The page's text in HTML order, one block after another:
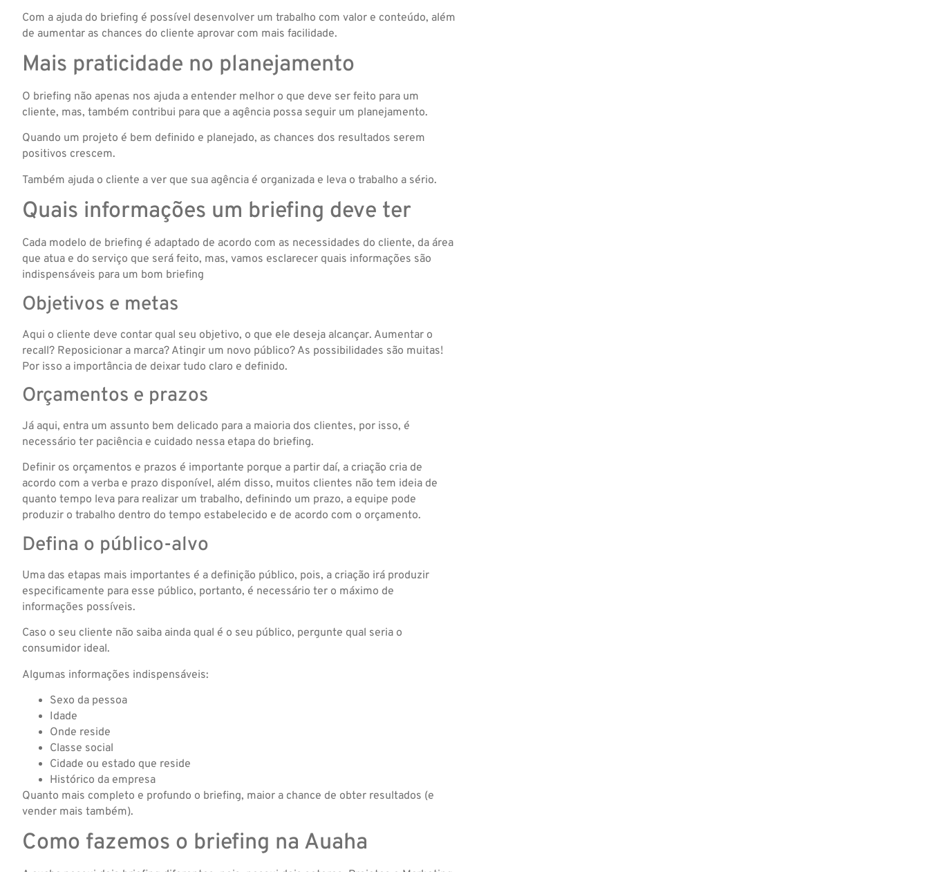
Com a ajuda do briefing é possível desenvolver um trabalho com valor e conteúdo, além
de aumentar as chances do cliente aprovar com mais facilidade.
Mais praticidade no planejamento
O briefing não apenas nos ajuda a entender melhor o que deve ser feito para um
cliente, mas, também contribui para que a agência possa seguir um planejamento.
Quando um projeto é bem definido e planejado, as chances dos resultados serem
positivos crescem.
Também ajuda o cliente a ver que sua agência é organizada e leva o trabalho a sério.
Quais informações um briefing deve ter
Cada modelo de briefing é adaptado de acordo com as necessidades do cliente, da área
que atua e do serviço que será feito, mas, vamos esclarecer quais informações são
indispensáveis para um bom briefing
Objetivos e metas
Aqui o cliente deve contar qual seu objetivo, o que ele deseja alcançar. Aumentar o
recall? Reposicionar a marca? Atingir um novo público? As possibilidades são muitas!
Por isso a importância de deixar tudo claro e definido.
Orçamentos e prazos
Já aqui, entra um assunto bem delicado para a maioria dos clientes, por isso, é
necessário ter paciência e cuidado nessa etapa do briefing.
Definir os orçamentos e prazos é importante porque a partir daí, a criação cria de
acordo com a verba e prazo disponível, além disso, muitos clientes não tem ideia de
quanto tempo leva para realizar um trabalho, definindo um prazo, a equipe pode
produzir o trabalho dentro do tempo estabelecido e de acordo com o orçamento.
Defina o público-alvo
Uma das etapas mais importantes é a definição público, pois, a criação irá produzir
especificamente para esse público, portanto, é necessário ter o máximo de
informações possíveis.
Caso o seu cliente não saiba ainda qual é o seu público, pergunte qual seria o
consumidor ideal.
Algumas informações indispensáveis:
Sexo da pessoa
Idade
Onde reside
Classe social
Cidade ou estado que reside
Histórico da empresa
Quanto mais completo e profundo o briefing, maior a chance de obter resultados (e
vender mais também).
Como fazemos o briefing na Auaha